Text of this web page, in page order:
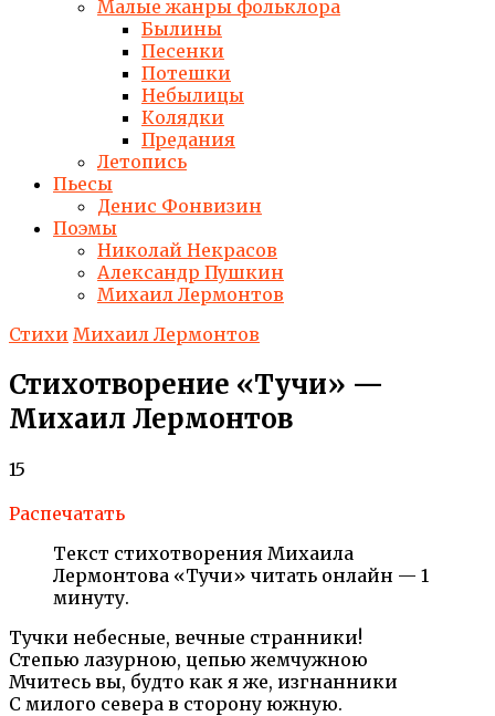
Малые жанры фольклора
Былины
Песенки
Потешки
Небылицы
Колядки
Предания
Летопись
Пьесы
Денис Фонвизин
Поэмы
Николай Некрасов
Александр Пушкин
Михаил Лермонтов
Стихи Михаил Лермонтов
Стихотворение «Тучи» —
Михаил Лермонтов
15
Распечатать
Текст стихотворения Михаила
Лермонтова «Тучи» читать онлайн — 1
минуту.
Тучки небесные, вечные странники!
Степью лазурною, цепью жемчужною
Мчитесь вы, будто как я же, изгнанники
С милого севера в сторону южную.